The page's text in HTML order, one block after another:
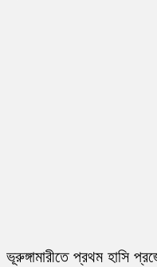
ভূরুঙ্গামারীতে প্রথম হাসি